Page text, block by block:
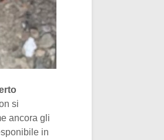
si
ancora gli
in